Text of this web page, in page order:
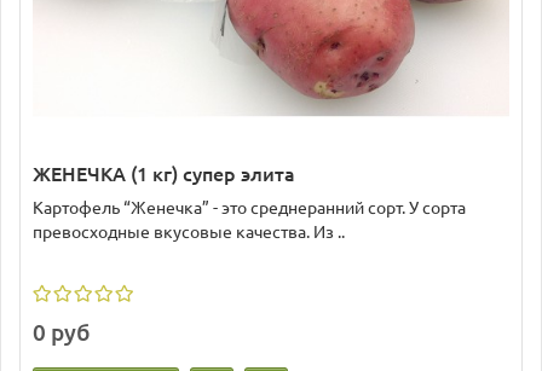
ЖЕНЕЧКА (1 кг) супер элита
Картофель “Женечка” - это среднеранний сорт. У сорта
превосходные вкусовые качества. Из ..
0 руб